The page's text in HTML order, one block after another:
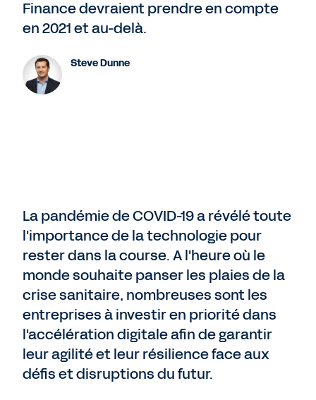
Finance devraient prendre en compte
en 2021 et au-delà.
Steve Dunne
La pandémie de COVID-19 a révélé toute
l'importance de la technologie pour
rester dans la course. A l'heure où le
monde souhaite panser les plaies de la
crise sanitaire, nombreuses sont les
entreprises à investir en priorité dans
l'accélération digitale afin de garantir
leur agilité et leur résilience face aux
défis et disruptions du futur.